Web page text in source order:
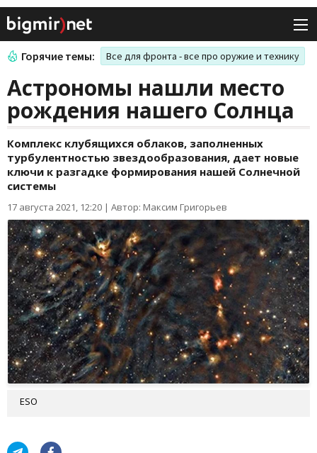
Горячие темы: Все для фронта - все про оружие и технику
Астрономы нашли место
рождения нашего Солнца
Комплекс клубящихся облаков, заполненных
турбулентностью звездообразования, дает новые
ключи к разгадке формирования нашей Солнечной
системы
17 августа 2021, 12:20 | Автор: Максим Григорьев
ESO